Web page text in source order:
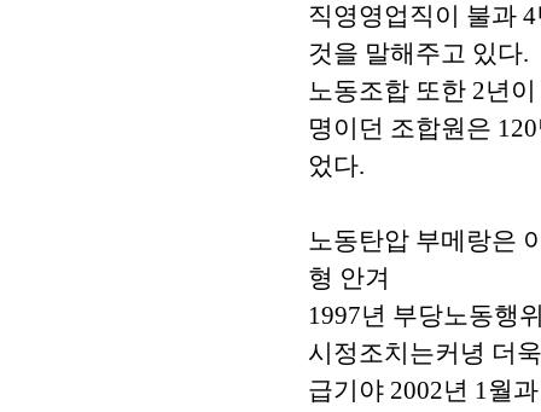
직영영업직이 불과
것을 말해주고 있다.
노동조합 또한 2년
명이던 조합원은
었다.
노동탄압 부메랑은
형 안겨
1997년 부당노동행
시정조치는커녕 더
급기야 2002년 1월